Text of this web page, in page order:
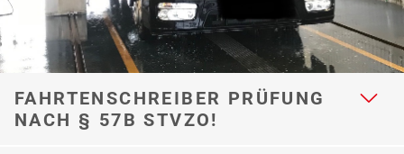
FAHRTENSCHREIBER PRÜFUNG
NACH § 57B STVZO!